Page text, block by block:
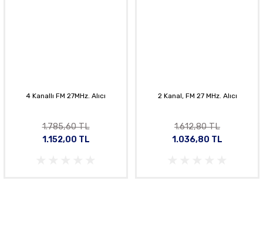
4 Kanallı FM 27MHz. Alıcı
1.785,60 TL
1.152,00 TL
2 Kanal, FM 27 MHz. Alıcı
1.612,80 TL
1.036,80 TL